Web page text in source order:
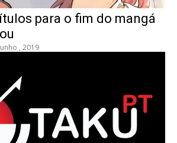
para o fim do mangá
, 2019